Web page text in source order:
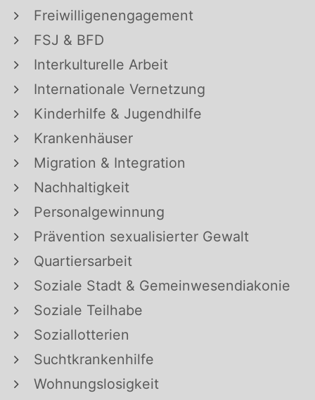
Freiwilligenengagement
FSJ & BFD
Interkulturelle Arbeit
Internationale Vernetzung
Kinderhilfe & Jugendhilfe
Krankenhäuser
Migration & Integration
Nachhaltigkeit
Personalgewinnung
Prävention sexualisierter Gewalt
Quartiersarbeit
Soziale Stadt & Gemeinwesendiakonie
Soziale Teilhabe
Soziallotterien
Suchtkrankenhilfe
Wohnungslosigkeit